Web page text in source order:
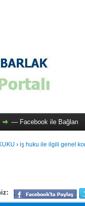
— Facebook ile Bağlan
› iş huku ile ilgili genel